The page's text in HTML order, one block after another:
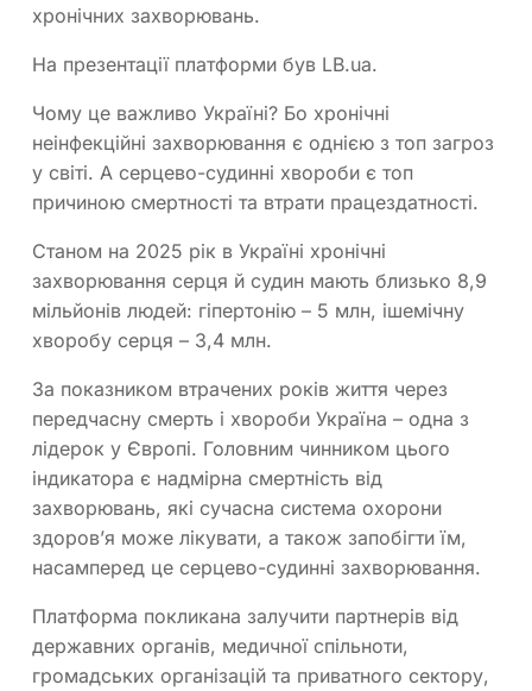
хронічних захворювань.
На презентації платформи був LB.ua.
Чому це важливо Україні? Бо хронічні
неінфекційні захворювання є однією з топ загроз
у світі. А серцево-судинні хвороби є топ
причиною смертності та втрати працездатності.
Станом на 2025 рік в Україні хронічні
захворювання серця й судин мають близько 8,9
мільйонів людей: гіпертонію – 5 млн, ішемічну
хворобу серця – 3,4 млн.
За показником втрачених років життя через
передчасну смерть і хвороби Україна – одна з
лідерок у Європі. Головним чинником цього
індикатора є надмірна смертність від
захворювань, які сучасна система охорони
здоров’я може лікувати, а також запобігти їм,
насамперед це серцево-судинні захворювання.
Платформа покликана залучити партнерів від
державних органів, медичної спільноти,
громадських організацій та приватного сектору,